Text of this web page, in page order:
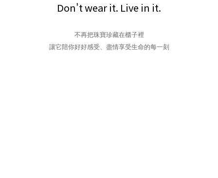
Don't wear it. Live in it.
不再把珠寶珍藏在櫃子裡
讓它陪你好好感受、盡情享受生命的每一刻